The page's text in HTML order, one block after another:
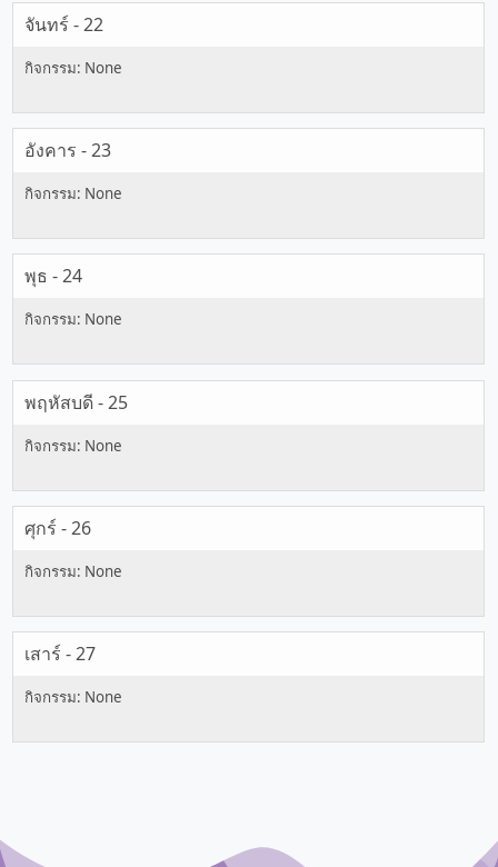
จันทร์ - 22
อังคาร - 23
พุธ - 24
พฤหัสบดี - 25
ศุกร์ - 26
เสาร์ - 27